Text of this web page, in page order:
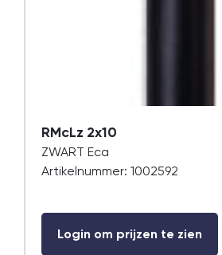
RMcLz 2x10
ZWART Eca
Artikelnummer: 1002592
Login om prijzen te zien